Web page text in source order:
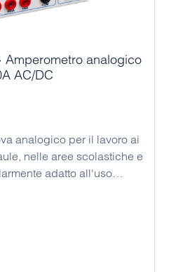
Amperometro analogico
AC/DC
analogico per il lavoro ai
nelle aree scolastiche e
adatto all'uso